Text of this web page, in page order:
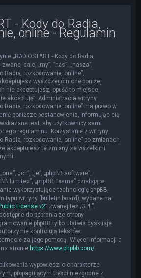
- Kody do Radia,
online - Regulamin
„RADIOSTART - Kody do Radia,
dalej „my”, ”nas”, „nasza”,
Radia, rozkodowanie, online”,
wyszczególnione poniżej
nie akceptujesz, opuść to miejsce,
akceptuję”. Administracja witryny
Radia, rozkodowanie, online” ma prawo w
poniższe postanowienia, informując cię
jest, aby użytkownicy sami
tego regulaminu. Korzystanie z witryny
Radia, rozkodowanie, online” po zmianach
akceptujesz te zmiany ze wszelkimi
„ich”, „je”, „phpBB software”,
Limited”, „phpBB Teams” działają w
wykorzystujące technologię phpBB,
typu witryny (bulletin board), wydane na
License v2” zwanej też „GPL”.
do pobrania ze strony
phpBB tylko ułatwia dyskusje
nie kontrolują tekstów
za jego pomocą. Więcej informacji o
na stronie https://www.phpbb.com/
wypowiedzi o charakterze
propagującym treści niezgodne z